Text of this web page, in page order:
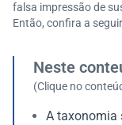
falsa impressão de
Então, confira a
Neste
(Clique no
A taxonomia